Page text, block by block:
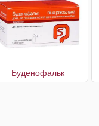
Буденофальк